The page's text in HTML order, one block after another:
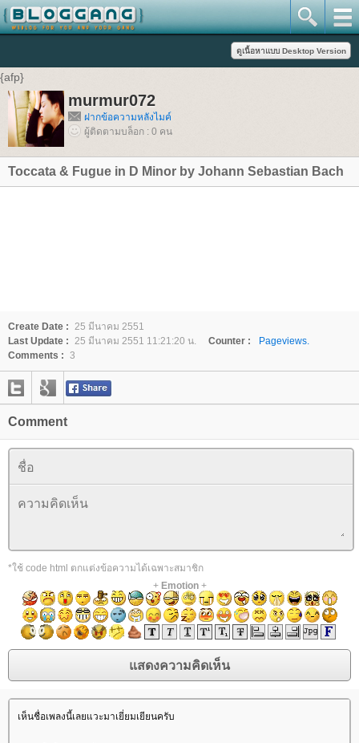
{afp}
murmur072
ฝากข้อความหลังไมค์
ผู้ติดตามบล็อก : 0 คน
Toccata & Fugue in D Minor by Johann Sebastian Bach
Create Date : 25 มีนาคม 2551
Last Update : 25 มีนาคม 2551 11:21:20 น. Counter :
Pageviews.
Comments : 3
Comment
*ใช้ code html ตกแต่งข้อความได้เฉพาะสมาชิก
+ Emotion+
เห็นชื่อเพลงนี้เลยแวะมาเยี่ยมเยียนครับ